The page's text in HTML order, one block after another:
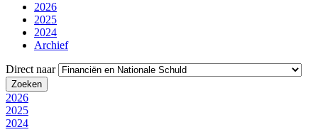
2026
2025
2024
Archief
Direct naar
2026
2025
2024